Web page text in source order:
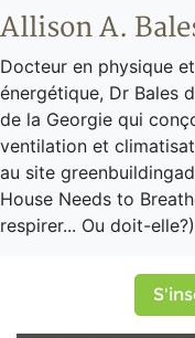
Allison A.
Docteur en physique
énergétique, Dr Bales
de la Georgie qui
ventilation et
au site
House Needs to
respirer... Ou doit-